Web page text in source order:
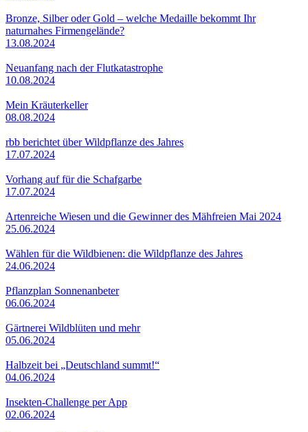
Bronze, Silber oder Gold – welche Medaille bekommt Ihr
naturnahes Firmengelände?
13.08.2024
Neuanfang nach der Flutkatastrophe
10.08.2024
Mein Kräuterkeller
08.08.2024
rbb berichtet über Wildpflanze des Jahres
17.07.2024
Vorhang auf für die Schafgarbe
17.07.2024
Artenreiche Wiesen und die Gewinner des Mähfreien Mai 2024
25.06.2024
Wählen für die Wildbienen: die Wildpflanze des Jahres
24.06.2024
Pflanzplan Sonnenanbeter
06.06.2024
Gärtnerei Wildblüten und mehr
05.06.2024
Halbzeit bei „Deutschland summt!“
04.06.2024
Insekten-Challenge per App
02.06.2024